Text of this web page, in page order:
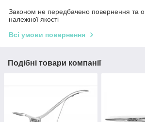
Законом не передбачено повернення та
належної якості
Всі умови повернення
Подібні товари компанії